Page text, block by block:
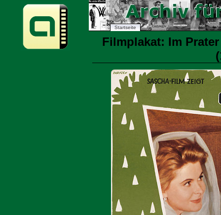
Startseite
Filmplakat: Im